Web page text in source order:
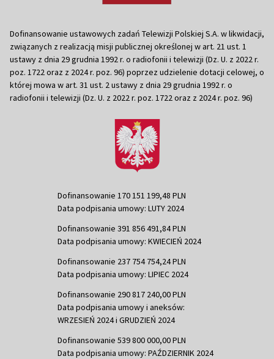
Dofinansowanie ustawowych zadań Telewizji Polskiej S.A. w likwidacji,
związanych z realizacją misji publicznej określonej w art. 21 ust. 1
ustawy z dnia 29 grudnia 1992 r. o radiofonii i telewizji (Dz. U. z 2022 r.
poz. 1722 oraz z 2024 r. poz. 96) poprzez udzielenie dotacji celowej, o
której mowa w art. 31 ust. 2 ustawy z dnia 29 grudnia 1992 r. o
radiofonii i telewizji (Dz. U. z 2022 r. poz. 1722 oraz z 2024 r. poz. 96)
Dofinansowanie 170 151 199,48 PLN
Data podpisania umowy: LUTY 2024
Dofinansowanie 391 856 491,84 PLN
Data podpisania umowy: KWIECIEŃ 2024
Dofinansowanie 237 754 754,24 PLN
Data podpisania umowy: LIPIEC 2024
Dofinansowanie 290 817 240,00 PLN
Data podpisania umowy i aneksów:
WRZESIEŃ 2024 i GRUDZIEŃ 2024
Dofinansowanie 539 800 000,00 PLN
Data podpisania umowy: PAŹDZIERNIK 2024